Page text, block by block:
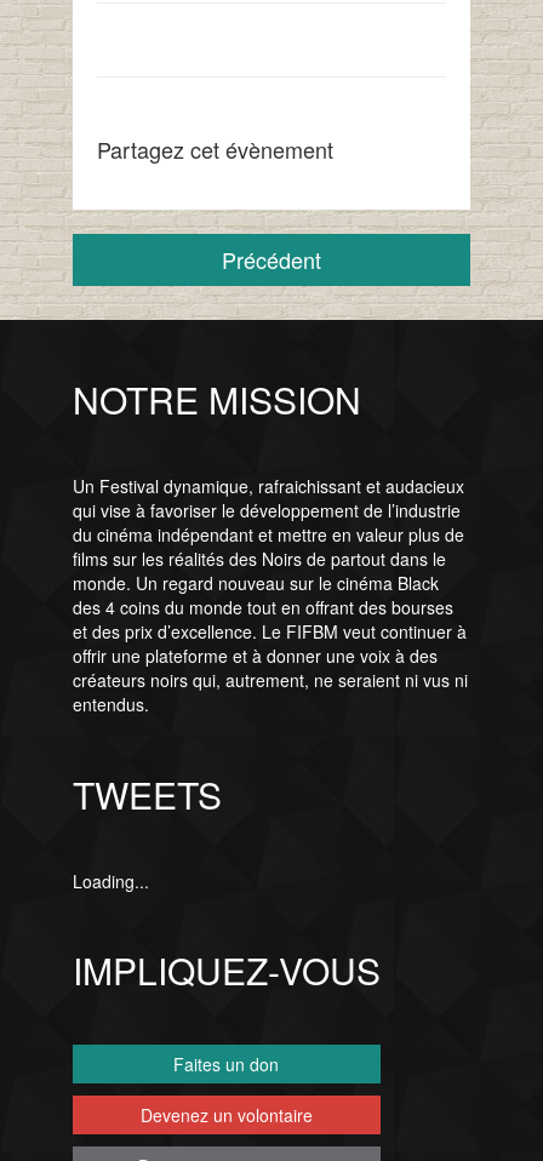
Partagez cet évènement
Précédent
NOTRE MISSION
Un Festival dynamique, rafraichissant et audacieux
qui vise à favoriser le développement de l’industrie
du cinéma indépendant et mettre en valeur plus de
films sur les réalités des Noirs de partout dans le
monde. Un regard nouveau sur le cinéma Black
des 4 coins du monde tout en offrant des bourses
et des prix d’excellence. Le FIFBM veut continuer à
offrir une plateforme et à donner une voix à des
créateurs noirs qui, autrement, ne seraient ni vus ni
entendus.
TWEETS
Loading...
IMPLIQUEZ-VOUS
Faites un don
Devenez un volontaire